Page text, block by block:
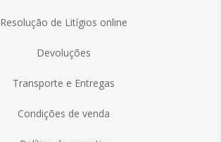
Resolução de Litígios online
Devoluções
Transporte e Entregas
Condições de venda